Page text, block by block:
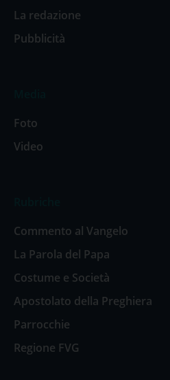
La redazione
Pubblicità
Foto
Video
Commento al Vangelo
La Parola del Papa
Costume e Società
Apostolato della Preghiera
Parrocchie
Regione FVG